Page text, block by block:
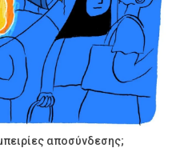
αποσύνδεσης;